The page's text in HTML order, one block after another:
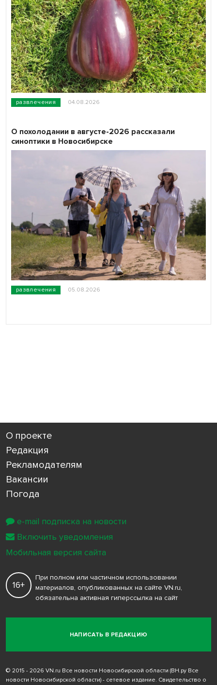
развлечения 04.08.2026
развлечения 05.08.2026
О похолодании в августе-2026 рассказали
синоптики в Новосибирске
О проекте
Редакция
Рекламодателям
Вакансии
Погода
НАПИСАТЬ В РЕДАКЦИЮ
16+
При полном или частичном использовании
материалов, опубликованных на сайте VN.ru,
обязательна активная гиперссылка на сайт
© 2015 - 2026 VN.ru Все новости Новосибирской области (ВН.ру Все
новости Новосибирской области) - сетевое издание. Свидетельство о
e-mail подписка на новости
Включить уведомления
Мобильная версия сайта